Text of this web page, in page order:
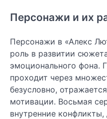
Персонажи и их
Персонажи в «Алекс
роль в развитии
эмоционального фона.
проходит через
безусловно,
мотивации. Восьмая
внутренние